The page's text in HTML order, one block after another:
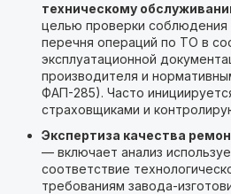
техническому
целью проверки соблюдения
перечня операций по ТО в
эксплуатационной
производителя и
ФАП-285). Часто
страховщиками и
Экспертиза качества
— включает анализ
соответствие
требованиям завода-